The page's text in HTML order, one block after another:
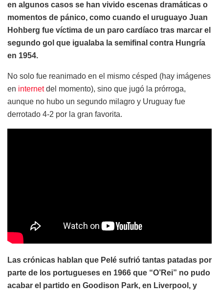
en algunos casos se han vivido escenas dramáticas o
momentos de pánico, como cuando el uruguayo Juan
Hohberg fue víctima de un paro cardíaco tras marcar el
segundo gol que igualaba la semifinal contra Hungría
en 1954.
No solo fue reanimado en el mismo césped (hay imágenes
en internetdel momento), sino que jugó la prórroga,
aunque no hubo un segundo milagro y Uruguay fue
derrotado 4-2 por la gran favorita.
Las crónicas hablan que Pelé sufrió tantas patadas por
parte de los portugueses en 1966 que “O’Rei” no pudo
acabar el partido en Goodison Park, en Liverpool, y